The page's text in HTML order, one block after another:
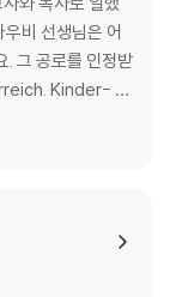
비 선생님은 어
. 그 공로를 인정받
Kinder- un
생님이 쓴 책으
이를 위한 예수님